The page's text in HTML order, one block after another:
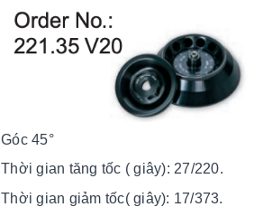
Góc 45°
Thời gian tăng tốc ( giây): 27/220.
Thời gian giảm tốc( giây): 17/373.